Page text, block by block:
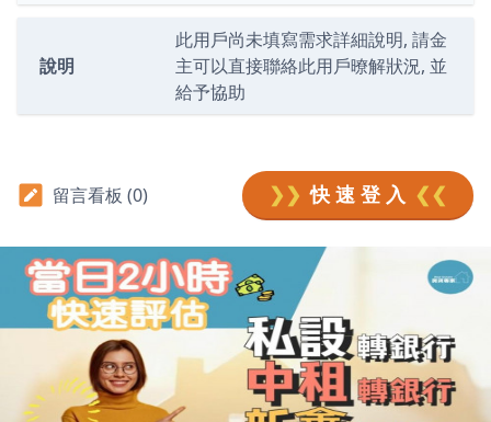
說明
此用戶尚未填寫需求詳細說明, 請金
主可以直接聯絡此用戶暸解狀況, 並
給予協助
留言看板 (0) ❯❯ 快 速 登 入 ❮❮